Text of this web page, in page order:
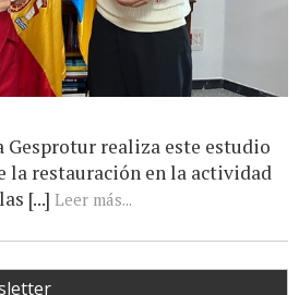
Gesprotur realiza este estudio
la restauración en la actividad
[...] Leer más...